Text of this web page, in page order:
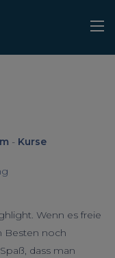
- Kurse
Wenn es freie
Besten noch
dass man